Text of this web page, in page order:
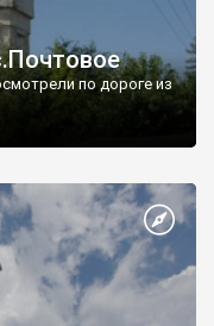
по дороге из